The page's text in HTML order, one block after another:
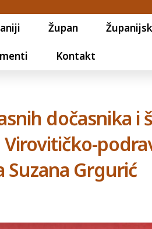
Župan
Kontakt
dočasnika i
Grgurić